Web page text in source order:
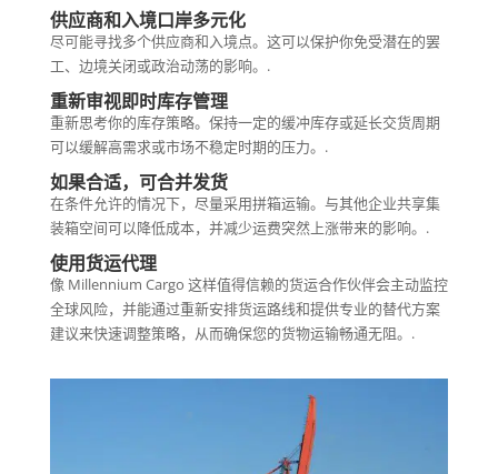
供应商和入境口岸多元化
尽可能寻找多个供应商和入境点。这可以保护你免受潜在的罢
工、边境关闭或政治动荡的影响。.
重新审视即时库存管理
重新思考你的库存策略。保持一定的缓冲库存或延长交货周期
可以缓解高需求或市场不稳定时期的压力。.
如果合适，可合并发货
在条件允许的情况下，尽量采用拼箱运输。与其他企业共享集
装箱空间可以降低成本，并减少运费突然上涨带来的影响。.
使用货运代理
像 Millennium Cargo 这样值得信赖的货运合作伙伴会主动监控
全球风险，并能通过重新安排货运路线和提供专业的替代方案
建议来快速调整策略，从而确保您的货物运输畅通无阻。.